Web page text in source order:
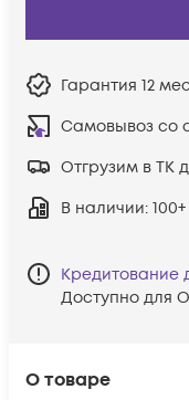
О товаре
Гарантия 12
Самовывоз со
Отгрузим в ТК
В наличии:
Кредитование
Доступно для